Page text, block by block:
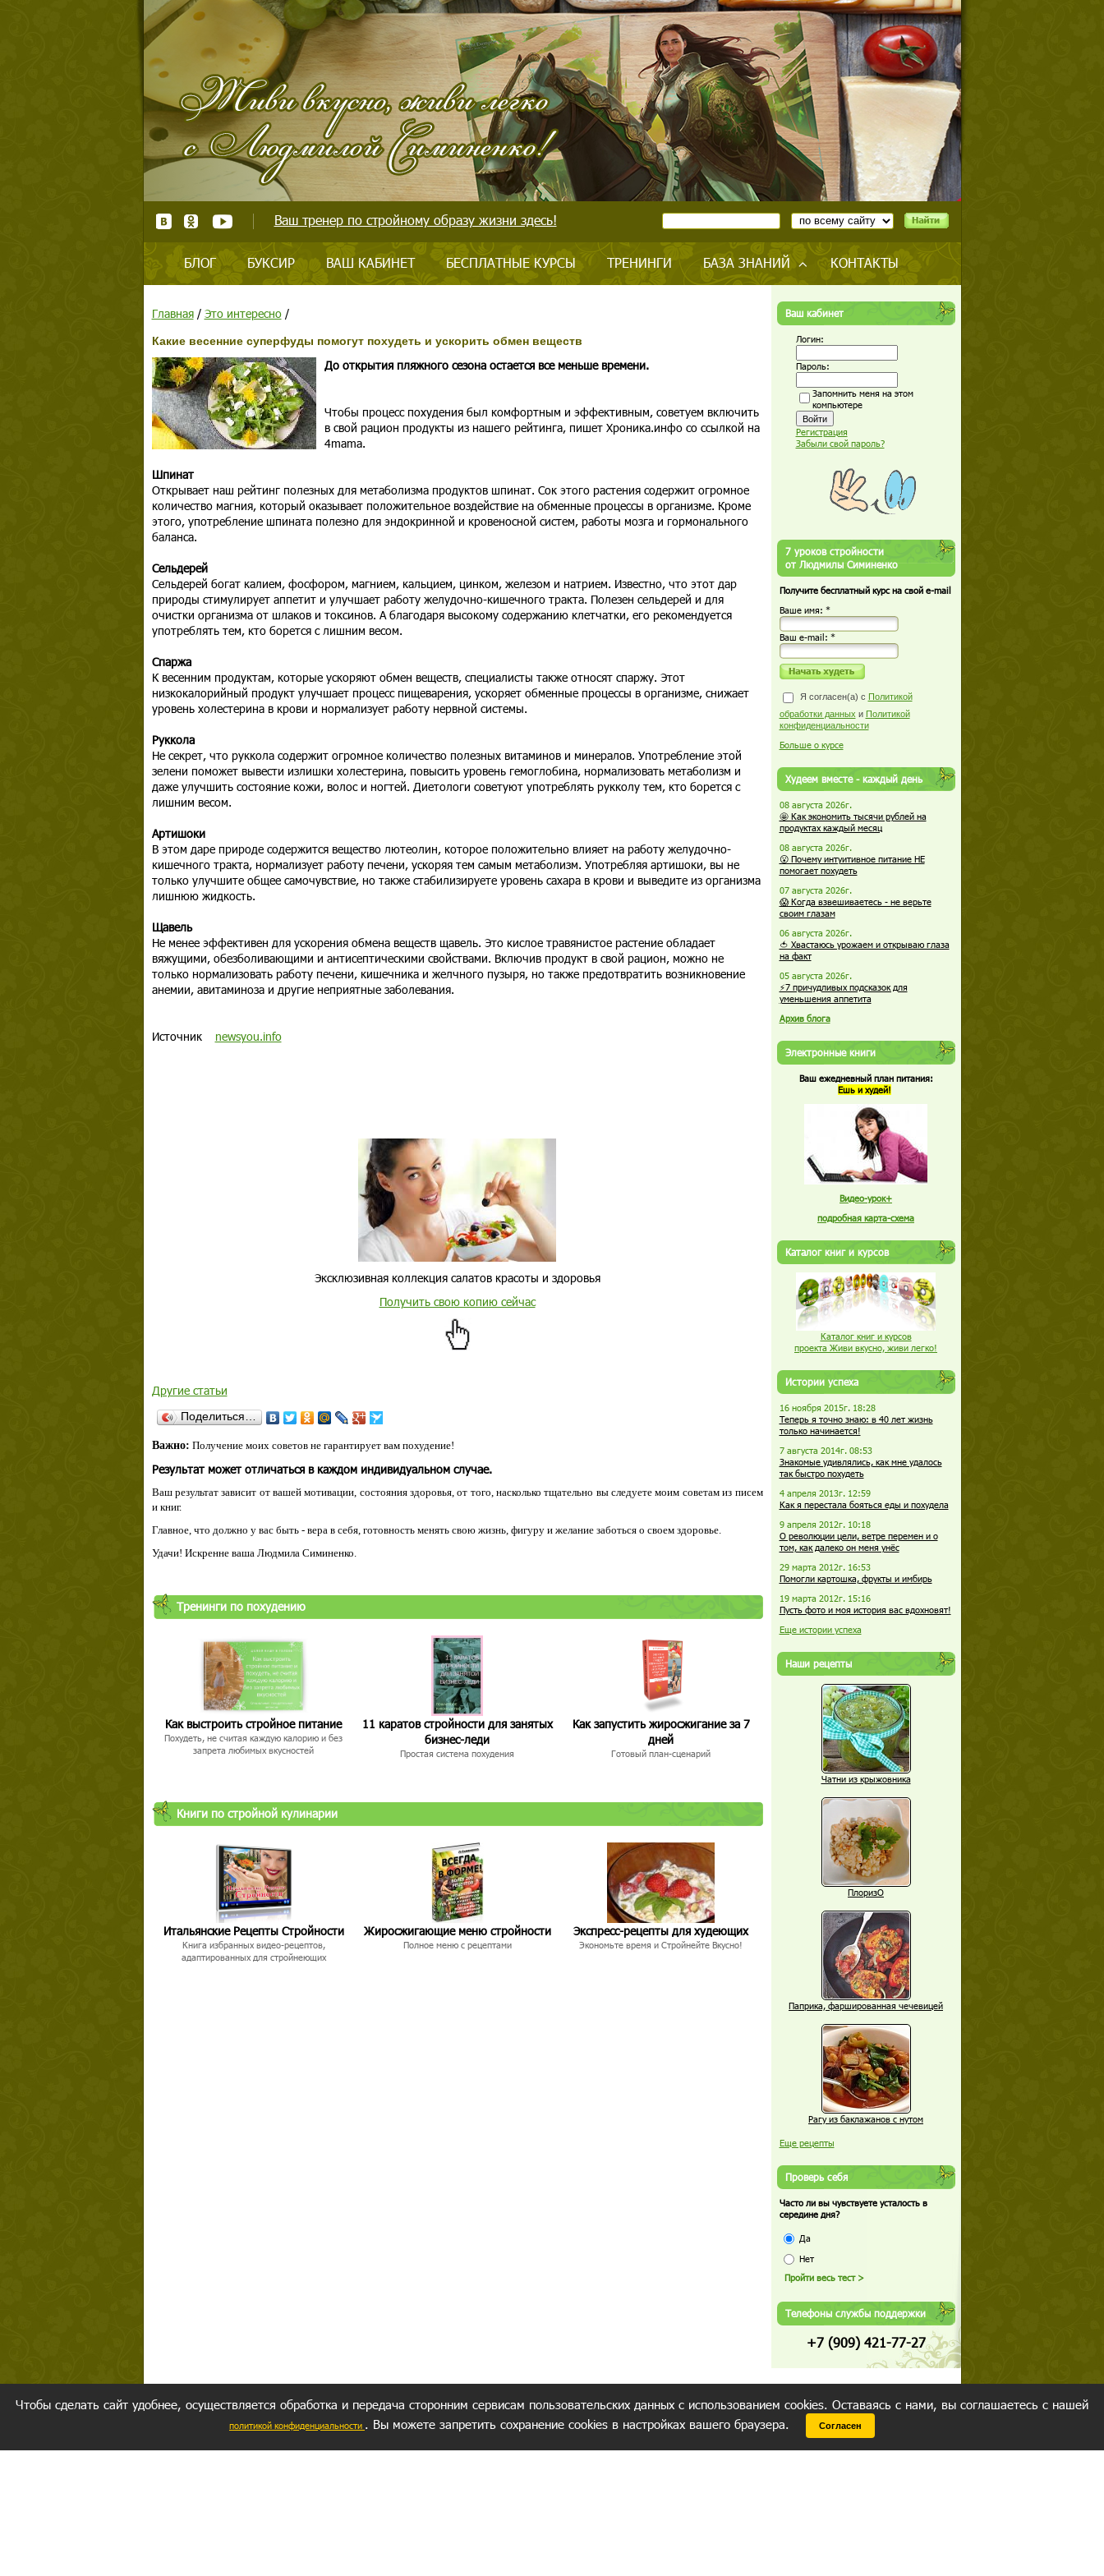
Ваш тренер по стройному образу жизни здесь!
БЛОГ БУКСИР ВАШ КАБИНЕТ БЕСПЛАТНЫЕ КУРСЫ ТРЕНИНГИ БАЗА ЗНАНИЙ КОНТАКТЫ
Главная/ Это интересно/
Какие весенние суперфуды помогут похудеть и ускорить обмен веществ
До открытия пляжного сезона остается все меньше времени.
Чтобы процесс похудения был комфортным и эффективным, советуем включить
в свой рацион продукты из нашего рейтинга, пишет Хроника.инфо со ссылкой на
4mama.
Шпинат
Открывает наш рейтинг полезных для метаболизма продуктов шпинат. Сок этого растения содержит огромное
количество магния, который оказывает положительное воздействие на обменные процессы в организме. Кроме
этого, употребление шпината полезно для эндокринной и кровеносной систем, работы мозга и гормонального
баланса.
Сельдерей
Сельдерей богат калием, фосфором, магнием, кальцием, цинком, железом и натрием. Известно, что этот дар
природы стимулирует аппетит и улучшает работу желудочно-кишечного тракта. Полезен сельдерей и для
очистки организма от шлаков и токсинов. А благодаря высокому содержанию клетчатки, его рекомендуется
употреблять тем, кто борется с лишним весом.
Спаржа
К весенним продуктам, которые ускоряют обмен веществ, специалисты также относят спаржу. Этот
низкокалорийный продукт улучшает процесс пищеварения, ускоряет обменные процессы в организме, снижает
уровень холестерина в крови и нормализует работу нервной системы.
Руккола
Не секрет, что руккола содержит огромное количество полезных витаминов и минералов. Употребление этой
зелени поможет вывести излишки холестерина, повысить уровень гемоглобина, нормализовать метаболизм и
даже улучшить состояние кожи, волос и ногтей. Диетологи советуют употреблять рукколу тем, кто борется с
лишним весом.
Артишоки
В этом даре природе содержится вещество лютеолин, которое положительно влияет на работу желудочно-
кишечного тракта, нормализует работу печени, ускоряя тем самым метаболизм. Употребляя артишоки, вы не
только улучшите общее самочувствие, но также стабилизируете уровень сахара в крови и выведите из организма
лишнюю жидкость.
Щавель
Не менее эффективен для ускорения обмена веществ щавель. Это кислое травянистое растение обладает
вяжущими, обезболивающими и антисептическими свойствами. Включив продукт в свой рацион, можно не
только нормализовать работу печени, кишечника и желчного пузыря, но также предотвратить возникновение
анемии, авитаминоза и другие неприятные заболевания.
Источник newsyou.info
Эксклюзивная коллекция салатов красоты и здоровья
Получить свою копию сейчас
Другие статьи
Поделиться…
Важно: Получение моих советов не гарантирует вам похудение!
Результат может отличаться в каждом индивидуальном случае.
Ваш результат зависит от вашей мотивации, состояния здоровья, от того, насколько тщательно вы следуете моим советам из писем
и книг.
Главное, что должно у вас быть - вера в себя, готовность менять свою жизнь, фигуру и желание заботься о своем здоровье.
Удачи! Искренне ваша Людмила Симиненко.
Тренинги по похудению
Как выстроить стройное питание
Похудеть, не считая каждую калорию и без
запрета любимых вкусностей
11 каратов стройности для занятых
бизнес-леди
Простая система похудения
Как запустить жиросжигание за 7
дней
Готовый план-сценарий
Книги по стройной кулинарии
Итальянские Рецепты Стройности
Книга избранных видео-рецептов,
адаптированных для стройнеющих
Жиросжигающие меню стройности
Полное меню с рецептами
Экспресс-рецепты для худеющих
Экономьте время и Стройнейте Вкусно!
Ваш кабинет
Логин:
Пароль:
Запомнить меня на этом
компьютере
Регистрация
Забыли свой пароль?
7 уроков стройности
от Людмилы Симиненко
Получите бесплатный курс на свой e-mail
Ваше имя: *
Ваш е-mail: *
Я согласен(а) с Политикой
обработки данных и Политикой
конфиденциальности
Больше о курсе
Худеем вместе - каждый день
08 августа 2026г.
🤩 Как экономить тысячи рублей на
продуктах каждый месяц
08 августа 2026г.
😮 Почему интуитивное питание НЕ
помогает похудеть
07 августа 2026г.
😱 Когда взвешиваетесь - не верьте
своим глазам
06 августа 2026г.
🍅 Хвастаюсь урожаем и открываю глаза
на факт
05 августа 2026г.
⚡7 причудливых подсказок для
уменьшения аппетита
Архив блога
Электронные книги
Ваш ежедневный план питания:
Ешь и худей!
Видео-урок+
подробная карта-схема
Каталог книг и курсов
Каталог книг и курсов
проекта Живи вкусно, живи легко!
Истории успеха
16 ноября 2015г. 18:28
Теперь я точно знаю: в 40 лет жизнь
только начинается!
7 августа 2014г. 08:53
Знакомые удивлялись, как мне удалось
так быстро похудеть
4 апреля 2013г. 12:59
Как я перестала бояться еды и похудела
9 апреля 2012г. 10:18
О революции цели, ветре перемен и о
том, как далеко он меня унёс
29 марта 2012г. 16:53
Помогли картошка, фрукты и имбирь
19 марта 2012г. 15:16
Пусть фото и моя история вас вдохновят!
Еще истории успеха
Наши рецепты
Чатни из крыжовника
ПлоризО
Паприка, фаршированная чечевицей
Рагу из баклажанов с нутом
Еще рецепты
Проверь себя
Часто ли вы чувствуете усталость в
середине дня?
Да
Нет
Телефоны службы поддержки
+7 (909) 421-77-27
Чтобы сделать сайт удобнее, осуществляется обработка и передача сторонним сервисам пользовательских данных с использованием cookies. Оставаясь с нами, вы соглашаетесь с нашей
политикой конфиденциальности . Вы можете запретить сохранение cookies в настройках вашего браузера. Согласен